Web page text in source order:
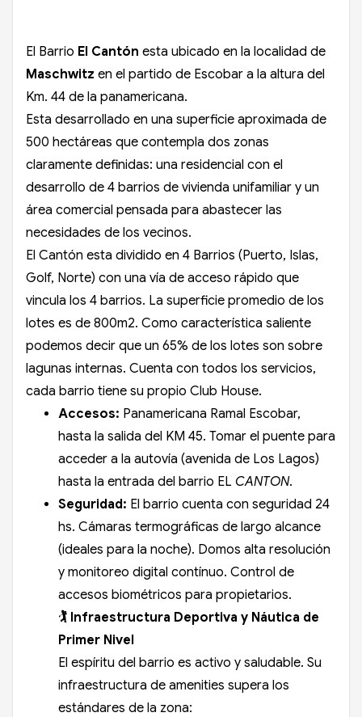
El Barrio El Cantón esta ubicado en la localidad de
Maschwitz en el partido de Escobar a la altura del
Km. 44 de la panamericana.
Esta desarrollado en una superficie aproximada de
500 hectáreas que contempla dos zonas
claramente definidas: una residencial con el
desarrollo de 4 barrios de vivienda unifamiliar y un
área comercial pensada para abastecer las
necesidades de los vecinos.
El Cantón esta dividido en 4 Barrios (Puerto, Islas,
Golf, Norte) con una vía de acceso rápido que
vincula los 4 barrios. La superficie promedio de los
lotes es de 800m2. Como característica saliente
podemos decir que un 65% de los lotes son sobre
lagunas internas. Cuenta con todos los servicios,
cada barrio tiene su propio Club House.
Accesos: Panamericana Ramal Escobar,
hasta la salida del KM 45. Tomar el puente para
acceder a la autovía (avenida de Los Lagos)
hasta la entrada del barrio EL CANTON.
Seguridad: El barrio cuenta con seguridad 24
hs. Cámaras termográficas de largo alcance
(ideales para la noche). Domos alta resolución
y monitoreo digital contínuo. Control de
accesos biométricos para propietarios.
🏌️ Infraestructura Deportiva y Náutica de
Primer Nivel
El espíritu del barrio es activo y saludable. Su
infraestructura de amenities supera los
estándares de la zona: